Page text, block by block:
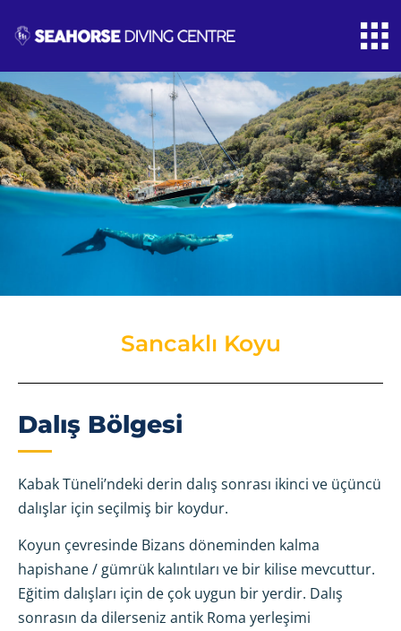
Sancaklı Koyu
Dalış Bölgesi
Kabak Tüneli’ndeki derin dalış sonrası ikinci ve üçüncü
dalışlar için seçilmiş bir koydur.
Koyun çevresinde Bizans döneminden kalma
hapishane / gümrük kalıntıları ve bir kilise mevcuttur.
Eğitim dalışları için de çok uygun bir yerdir. Dalış
sonrasın da dilerseniz antik Roma yerleşimi